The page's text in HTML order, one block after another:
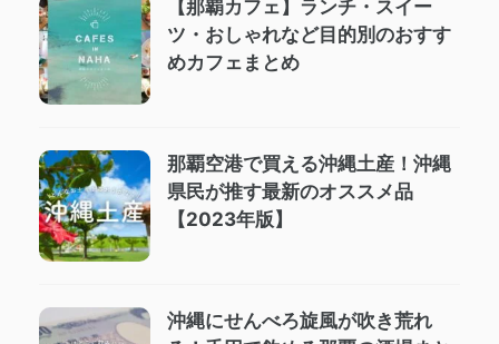
【那覇カフェ】ランチ・スイー
ツ・おしゃれなど目的別のおすす
めカフェまとめ
那覇空港で買える沖縄土産！沖縄
県民が推す最新のオススメ品
【2023年版】
沖縄にせんべろ旋風が吹き荒れ